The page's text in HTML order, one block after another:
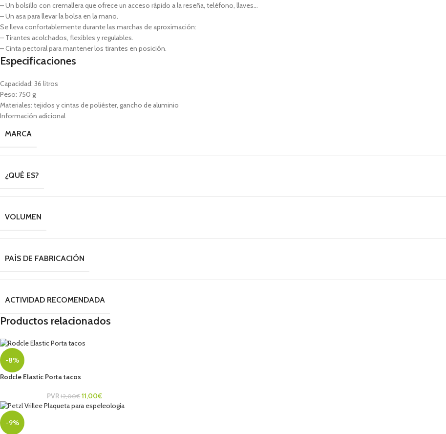
– Un bolsillo con cremallera que ofrece un acceso rápido a la reseña, teléfono, llaves…
– Un asa para llevar la bolsa en la mano.
Se lleva confortablemente durante las marchas de aproximación:
– Tirantes acolchados, flexibles y regulables.
– Cinta pectoral para mantener los tirantes en posición.
Especificaciones
Capacidad: 36 litros
Peso: 750 g
Materiales: tejidos y cintas de poliéster, gancho de aluminio
Información adicional
MARCA
¿QUÉ ES?
VOLUMEN
PAÍS DE FABRICACIÓN
ACTIVIDAD RECOMENDADA
Productos relacionados
-8%
Rodcle Elastic Porta tacos
PVR 12,00€ 11,00€
-9%